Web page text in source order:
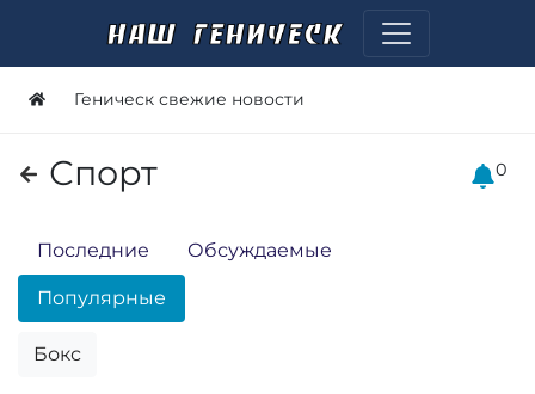
Геническ свежие новости
Спорт 0
Последние Обсуждаемые
Популярные
Бокс